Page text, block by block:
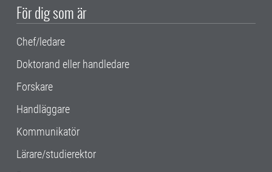
För dig som är
Chef/ledare
Doktorand eller handledare
Forskare
Handläggare
Kommunikatör
Lärare/studierektor